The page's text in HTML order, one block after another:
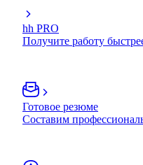
hh PRO
Получите работу
Готовое резюме
Составим